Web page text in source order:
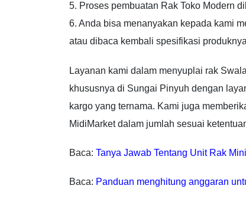
5. Proses pembuatan Rak Toko Modern
6. Anda bisa menanyakan kepada kami
atau dibaca kembali spesifikasi
Layanan kami dalam menyuplai rak
khususnya di Sungai Pinyuh dengan
kargo yang ternama. Kami juga
MidiMarket dalam jumlah sesuai
Baca: Tanya Jawab Tentang Unit Rak
Baca: Panduan menghitung anggaran